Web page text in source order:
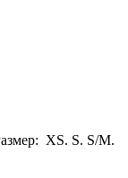
XS. S. S/M.